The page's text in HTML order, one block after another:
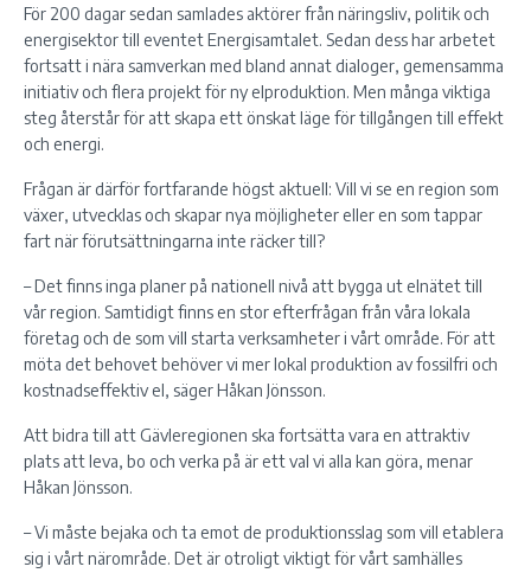
För 200 dagar sedan samlades aktörer från näringsliv, politik och
energisektor till eventet Energisamtalet. Sedan dess har arbetet
fortsatt i nära samverkan med bland annat dialoger, gemensamma
initiativ och flera projekt för ny elproduktion. Men många viktiga
steg återstår för att skapa ett önskat läge för tillgången till effekt
och energi.
Frågan är därför fortfarande högst aktuell: Vill vi se en region som
växer, utvecklas och skapar nya möjligheter eller en som tappar
fart när förutsättningarna inte räcker till?
– Det finns inga planer på nationell nivå att bygga ut elnätet till
vår region. Samtidigt finns en stor efterfrågan från våra lokala
företag och de som vill starta verksamheter i vårt område. För att
möta det behovet behöver vi mer lokal produktion av fossilfri och
kostnadseffektiv el, säger Håkan Jönsson.
Att bidra till att Gävleregionen ska fortsätta vara en attraktiv
plats att leva, bo och verka på är ett val vi alla kan göra, menar
Håkan Jönsson.
– Vi måste bejaka och ta emot de produktionsslag som vill etablera
sig i vårt närområde. Det är otroligt viktigt för vårt samhälles